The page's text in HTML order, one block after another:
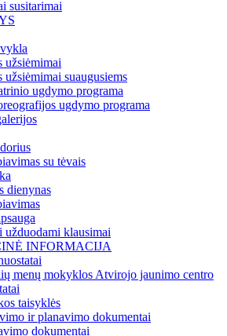
susitarimai
užsiėmimai
užsiėmimai suaugusiems
ugdymo programa
ugdymo programa
su tėvais
dienynas
užduodami klausimai
INFORMACIJA
menų mokyklos Atvirojo jaunimo centro
taisyklės
ir planavimo dokumentai
dokumentai